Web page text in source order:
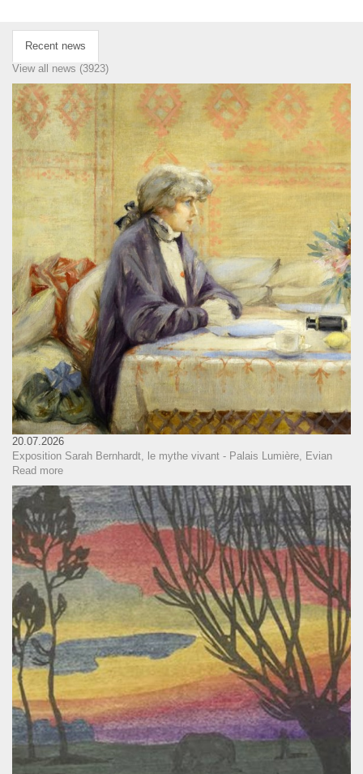
Recent news
View all news (3923)
20.07.2026
Exposition Sarah Bernhardt, le mythe vivant - Palais Lumière, Evian
Read more